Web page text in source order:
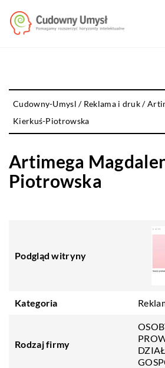
Cudowny-Umysl / Reklama i druk/
Kierkuś-Piotrowska
Artimega
Piotrowska
Podgląd witryny
Kategoria
Rodzaj firmy